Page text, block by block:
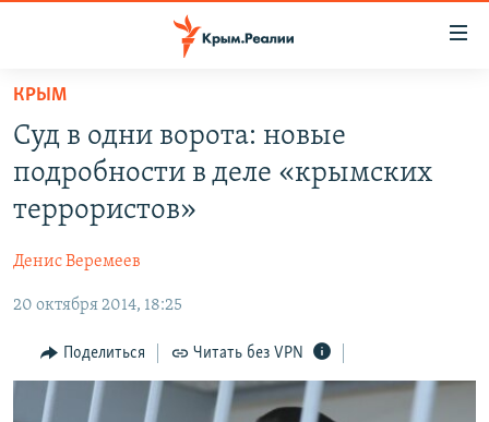
Вернуться
основному
содержанию
Вернутся
главной
навигации
Вернутся
поиску
СПЕЦПРОЕКТЫ
11 ЛЕТ ОККУПАЦИИ КРЫМА. 11 ИСТОРИЙ СОПРОТИВЛЕНИЯ
ВОДА
ЕЩЕ
ИНТЕРАКТИВ
ИНФОГРАФИКА
ТЕЛЕПРОЕКТ КРЫМ.РЕАЛИИ
РАДІО СВОБОДА
КАК ОБОЙТИ БЛОКИРОВКУ
Українською
КРЫМ
Суд в одни ворота: новые
подробности в деле «крымских
террористов»
Денис Веремеев
20 октября 2014, 18:25
Поделиться Читать без VPN